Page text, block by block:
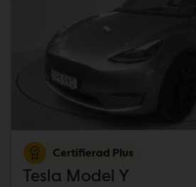
Certifierad Plus
Tesla Model Y